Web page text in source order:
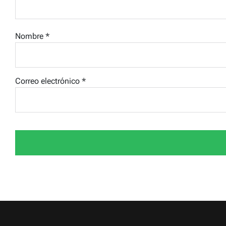
Nombre *
Correo electrónico *